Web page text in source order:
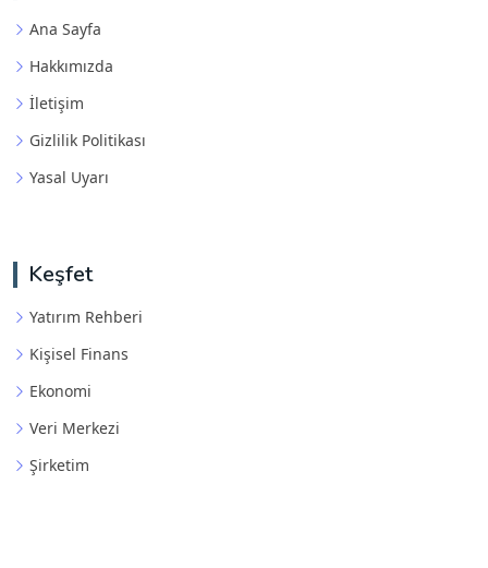
Ana Sayfa
Hakkımızda
İletişim
Gizlilik Politikası
Yasal Uyarı
Keşfet
Yatırım Rehberi
Kişisel Finans
Ekonomi
Veri Merkezi
Şirketim